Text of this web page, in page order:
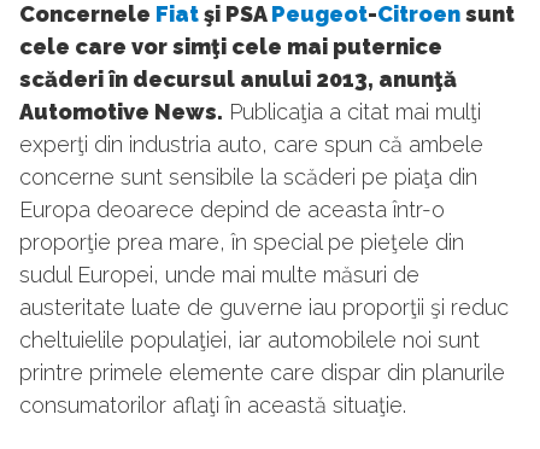
Concernele Fiatşi PSAPeugeot-Citroensunt
cele care vor simţi cele mai puternice
scăderi în decursul anului 2013, anunţă
Automotive News. Publicaţia a citat mai mulţi
experţi din industria auto, care spun că ambele
concerne sunt sensibile la scăderi pe piaţa din
Europa deoarece depind de aceasta într-o
proporţie prea mare, în special pe pieţele din
sudul Europei, unde mai multe măsuri de
austeritate luate de guverne iau proporţii şi reduc
cheltuielile populaţiei, iar automobilele noi sunt
printre primele elemente care dispar din planurile
consumatorilor aflaţi în această situaţie.